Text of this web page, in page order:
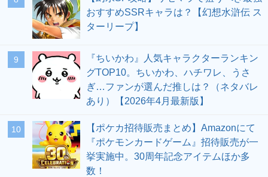
おすすめSSRキャラは？【幻想水滸伝 ス
ターリープ】
9
『ちいかわ』人気キャラクターランキン
グTOP10。ちいかわ、ハチワレ、うさ
ぎ…ファンが選んだ推しは？（ネタバレ
あり）【2026年4月最新版】
10
【ポケカ招待販売まとめ】Amazonにて
『ポケモンカードゲーム』招待販売が一
挙実施中。30周年記念アイテムほか多
数！